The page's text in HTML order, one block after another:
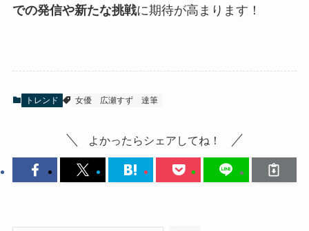
での発信や新たな挑戦に期待が高まります！
トレンド 女優 広瀬すず 達筆
よかったらシェアしてね！